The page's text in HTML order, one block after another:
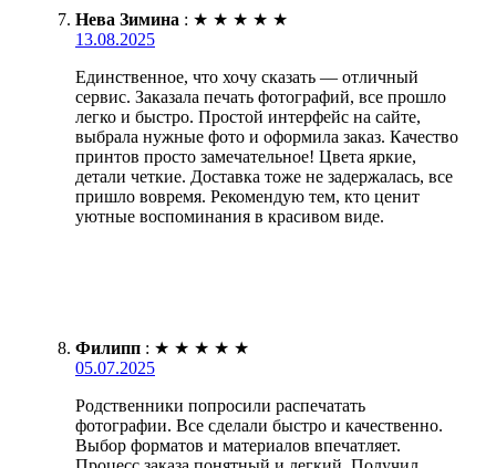
Нева Зимина : ★ ★ ★ ★ ★
13.08.2025
Единственное, что хочу сказать — отличный
сервис. Заказала печать фотографий, все прошло
легко и быстро. Простой интерфейс на сайте,
выбрала нужные фото и оформила заказ. Качество
принтов просто замечательное! Цвета яркие,
детали четкие. Доставка тоже не задержалась, все
пришло вовремя. Рекомендую тем, кто ценит
уютные воспоминания в красивом виде.
Филипп : ★ ★ ★ ★ ★
05.07.2025
Родственники попросили распечатать
фотографии. Все сделали быстро и качественно.
Выбор форматов и материалов впечатляет.